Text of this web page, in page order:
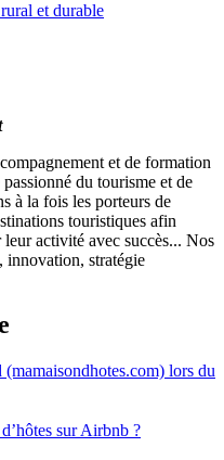
et durable
et de formation
du tourisme et de
à la fois les porteurs de
touristiques afin
activité avec succès... Nos
innovation, stratégie
lors du
sur Airbnb ?